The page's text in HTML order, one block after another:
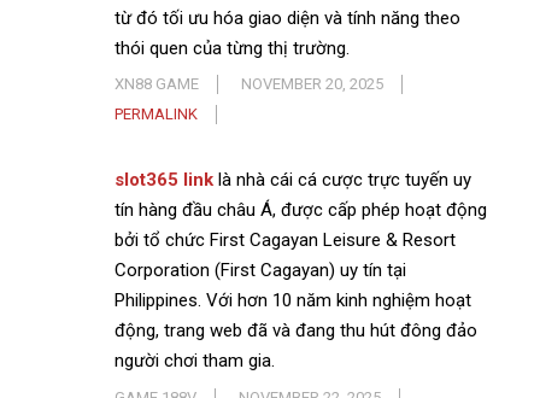
từ đó tối ưu hóa giao diện và tính năng theo
thói quen của từng thị trường.
XN88 GAME
NOVEMBER 20, 2025
PERMALINK
slot365 link là nhà cái cá cược trực tuyến uy
tín hàng đầu châu Á, được cấp phép hoạt động
bởi tổ chức First Cagayan Leisure & Resort
Corporation (First Cagayan) uy tín tại
Philippines. Với hơn 10 năm kinh nghiệm hoạt
động, trang web đã và đang thu hút đông đảo
người chơi tham gia.